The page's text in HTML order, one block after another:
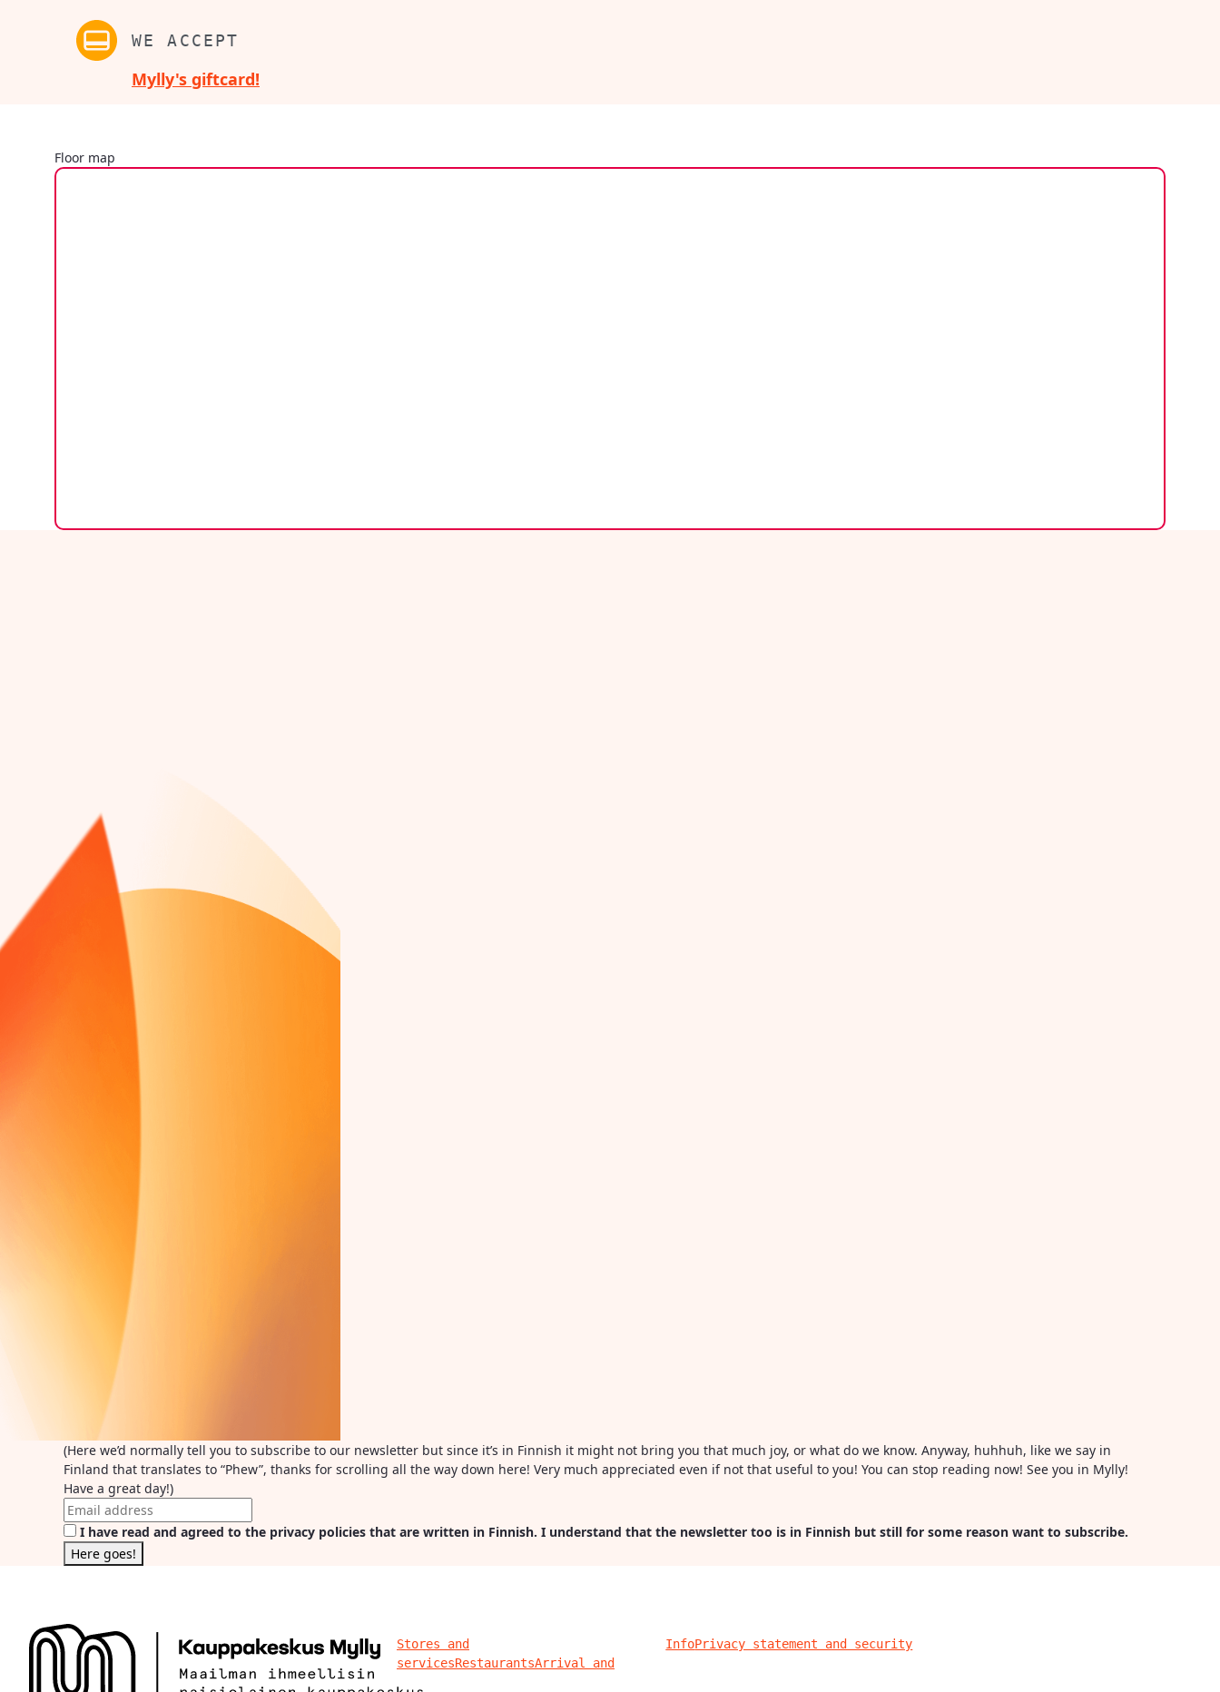
WE ACCEPT
Mylly's giftcard!
Floor map
(Here we’d normally tell you to subscribe to our newsletter but since it’s in Finnish it might not bring you that much joy, or what do we know. Anyway, huhhuh, like we say in
Finland that translates to “Phew”, thanks for scrolling all the way down here! Very much appreciated even if not that useful to you! You can stop reading now! See you in Mylly!
Have a great day!)
I have read and agreed to the privacy policies that are written in Finnish. I understand that the newsletter too is in Finnish but still for some reason want to subscribe.
Stores and
servicesRestaurantsArrival and
InfoPrivacy statement and security